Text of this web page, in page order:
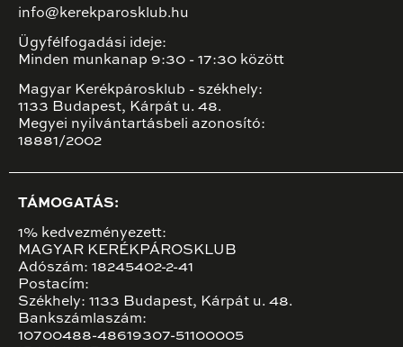
info@kerekparosklub.hu
Ügyfélfogadási ideje:
Minden munkanap 9:30 - 17:30 között
Magyar Kerékpárosklub - székhely:
1133 Budapest, Kárpát u. 48.
Megyei nyilvántartásbeli azonosító:
18881/2002
TÁMOGATÁS:
1% kedvezményezett:
MAGYAR KERÉKPÁROSKLUB
Adószám: 18245402-2-41
Postacím:
Székhely: 1133 Budapest, Kárpát u. 48.
Bankszámlaszám:
10700488-48619307-51100005